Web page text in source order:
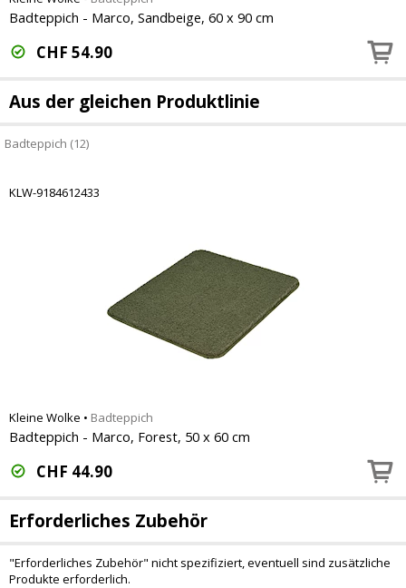
Badteppich - Marco, Sandbeige, 60 x 90 cm
CHF 54.90
Aus der gleichen Produktlinie
Badteppich (12)
KLW-9184612433
Kleine Wolke • Badteppich
Badteppich - Marco, Forest, 50 x 60 cm
CHF 44.90
Erforderliches Zubehör
"Erforderliches Zubehör" nicht spezifiziert, eventuell sind zusätzliche
Produkte erforderlich.